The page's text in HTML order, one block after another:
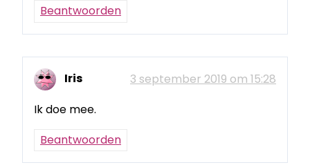
Beantwoorden
Iris
3 september 2019 om 15:28
Ik doe mee.
Beantwoorden